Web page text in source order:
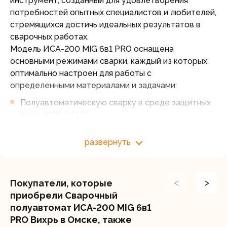
потребностей опытных специалистов и любителей,
стремящихся достичь идеальных результатов в
сварочных работах.
Модель ИСА-200 MIG 6в1 PRO оснащена
основными режимами сварки, каждый из которых
оптимально настроен для работы с
определенными материалами и задачами:
Полуавтоматическую сварку в среде защитных
порошковой проволокой (FCAW),
Цифровая панель управления предоставляет
полный контроль над всеми параметрами сварки,
что позволяет добиваться идеального результата
развернуть
Покупатели, которые
приобрели Сварочный
полуавтомат ИСА-200 MIG 6в1
PRO Вихрь в Омске, также
< >